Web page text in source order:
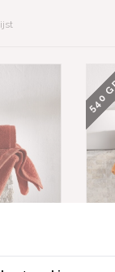
VANAF
540